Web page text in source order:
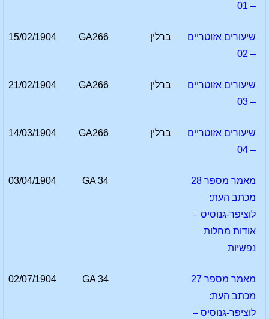
– 01
שיעורים אזוטריים
– 02
ברלין GA266
15/02/1904
שיעורים אזוטריים
– 03
ברלין GA266
21/02/1904
שיעורים אזוטריים
– 04
ברלין GA266
14/03/1904
מאמר מספר 28
מכתב העת:
לוציפר-גנוסיס –
אודות מחלות
נפשיות
GA 34
03/04/1904
מאמר מספר 27
מכתב העת:
לוציפר-גנוסיס –
GA 34
02/07/1904